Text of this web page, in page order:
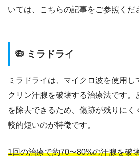
いては、こちらの記事をご参照くだ
🦠 ミラドライ
ミラドライは、マイクロ波を使用し
クリン汗腺を破壊する治療法です。
を除去できるため、傷跡が残りにく
較的短いのが特徴です。
1回の治療で約70〜80%の汗腺を破